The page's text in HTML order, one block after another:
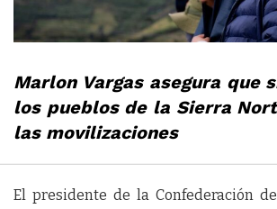
Marlon Vargas asegura que
los pueblos de la Sierra
las movilizaciones
El presidente de la Confederación